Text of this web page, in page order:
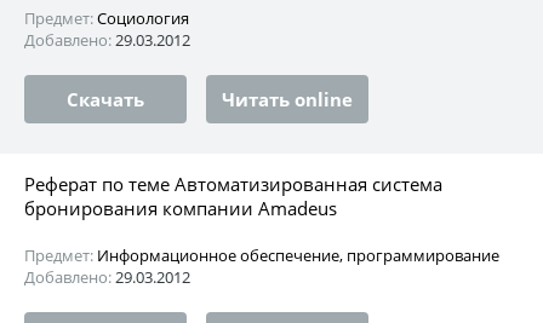
Предмет:Социология
Добавлено:29.03.2012
Скачать Читать online
Реферат по теме Автоматизированная система
бронирования компании Amadeus
Предмет: Информационное обеспечение, программирование
Добавлено:29.03.2012